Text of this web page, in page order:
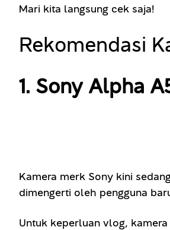
Mari kita langsung cek saja!
Rekomendasi
1. Sony Alpha
Kamera merk Sony kini
dimengerti oleh pengguna
Untuk keperluan vlog,